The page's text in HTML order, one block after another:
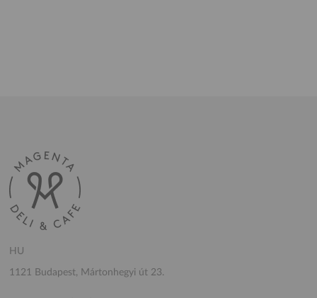
HU
1121 Budapest, Mártonhegyi út 23.